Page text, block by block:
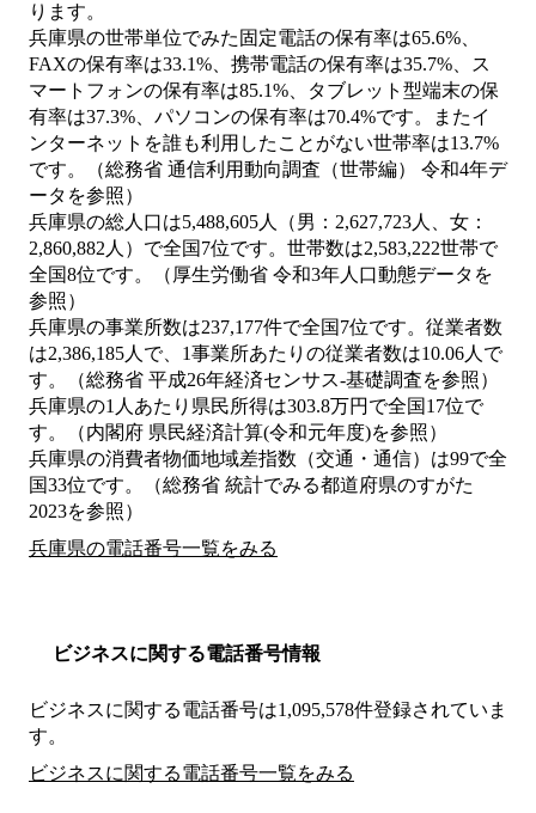
ります。
兵庫県の世帯単位でみた固定電話の保有率は65.6%、
FAXの保有率は33.1%、携帯電話の保有率は35.7%、ス
マートフォンの保有率は85.1%、タブレット型端末の保
有率は37.3%、パソコンの保有率は70.4%です。またイ
ンターネットを誰も利用したことがない世帯率は13.7%
です。（総務省 通信利用動向調査（世帯編） 令和4年デ
ータを参照）
兵庫県の総人口は5,488,605人（男：2,627,723人、女：
2,860,882人）で全国7位です。世帯数は2,583,222世帯で
全国8位です。（厚生労働省 令和3年人口動態データを
参照）
兵庫県の事業所数は237,177件で全国7位です。従業者数
は2,386,185人で、1事業所あたりの従業者数は10.06人で
す。（総務省 平成26年経済センサス‐基礎調査を参照）
兵庫県の1人あたり県民所得は303.8万円で全国17位で
す。（内閣府 県民経済計算(令和元年度)を参照）
兵庫県の消費者物価地域差指数（交通・通信）は99で全
国33位です。（総務省 統計でみる都道府県のすがた
2023を参照）
兵庫県の電話番号一覧をみる
ビジネスに関する電話番号情報
ビジネスに関する電話番号は1,095,578件登録されていま
す。
ビジネスに関する電話番号一覧をみる